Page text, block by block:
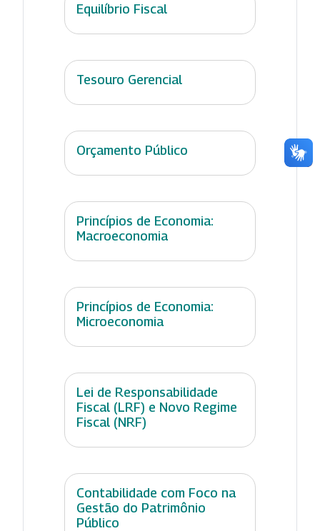
Equilíbrio Fiscal
Tesouro Gerencial
Orçamento Público
Princípios de Economia:
Macroeconomia
Princípios de Economia:
Microeconomia
Lei de Responsabilidade
Fiscal (LRF) e Novo Regime
Fiscal (NRF)
Contabilidade com Foco na
Gestão do Patrimônio
Público